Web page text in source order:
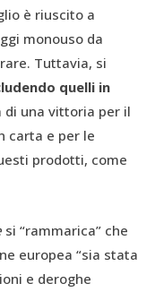
è riuscito a
monouso da
Tuttavia, si
quelli in
una vittoria per il
carta e per le
prodotti, come
si “rammarica” che
europea “sia stata
e deroghe